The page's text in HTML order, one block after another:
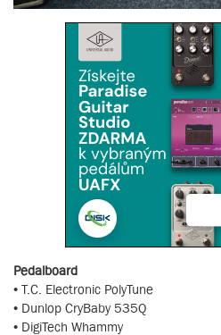
Pedalboard
• T.C. Electronic PolyTune
• Dunlop CryBaby 535Q
• DigiTech Whammy